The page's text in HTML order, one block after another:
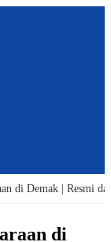
di Demak | Resmi
di